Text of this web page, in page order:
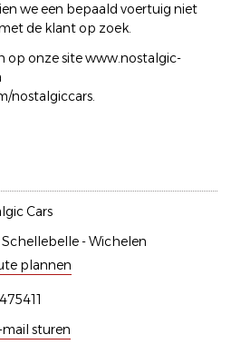
we een bepaald voertuig niet
de klant op zoek.
op onze site www.nostalgic-
nostalgiccars.
Cars
- Wichelen
plannen
mail sturen